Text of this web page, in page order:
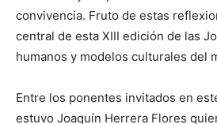
convivencia. Fruto de estas
central de esta XIII edición de las
humanos y modelos culturales del
Entre los ponentes invitados en
estuvo Joaquín Herrera Flores